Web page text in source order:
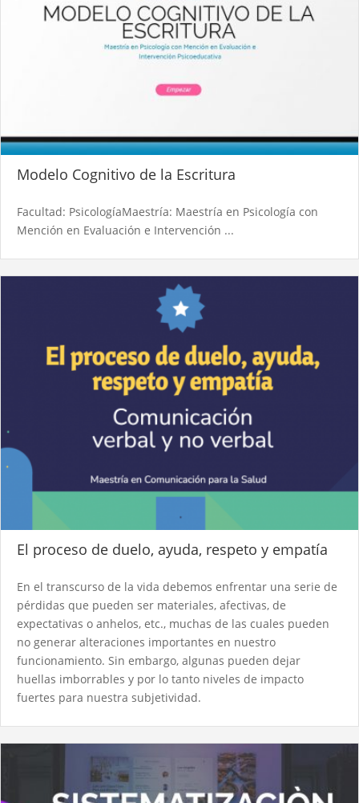
Modelo Cognitivo de la Escritura
Facultad: PsicologíaMaestría: Maestría en Psicología con
Mención en Evaluación e Intervención ...
El proceso de duelo, ayuda, respeto y empatía
En el transcurso de la vida debemos enfrentar una serie de
pérdidas que pueden ser materiales, afectivas, de
expectativas o anhelos, etc., muchas de las cuales pueden
no generar alteraciones importantes en nuestro
funcionamiento. Sin embargo, algunas pueden dejar
huellas imborrables y por lo tanto niveles de impacto
fuertes para nuestra subjetividad.